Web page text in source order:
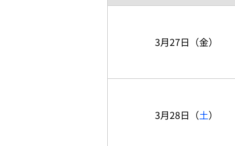
3月27日 （金）
3月28日 （土）